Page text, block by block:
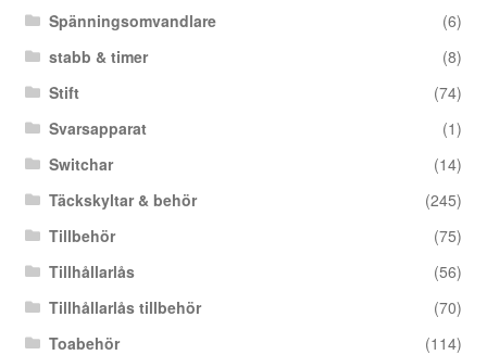
Spänningsomvandlare
(6)
stabb & timer
(8)
Stift
(74)
Svarsapparat
(1)
Switchar
(14)
Täckskyltar & behör
(245)
Tillbehör
(75)
Tillhållarlås
(56)
Tillhållarlås tillbehör
(70)
Toabehör
(114)